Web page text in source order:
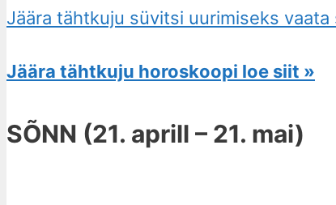
Jäära tähtkuju süvitsi uurimiseks vaata
Jäära tähtkuju horoskoopi loe siit »
SÕNN (21. aprill – 21. mai)